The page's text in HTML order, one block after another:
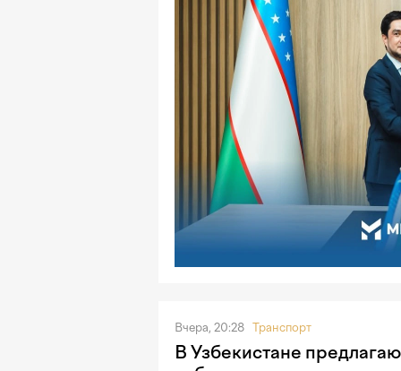
Вчера, 20:28 Транспорт
В Узбекистане